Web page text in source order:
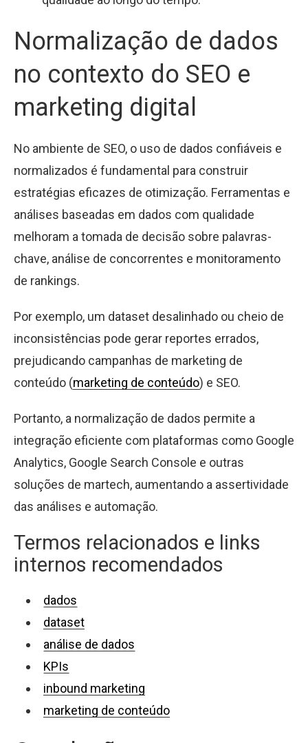
Normalização de dados
no contexto do SEO e
marketing digital
No ambiente de SEO, o uso de dados confiáveis e
normalizados é fundamental para construir
estratégias eficazes de otimização. Ferramentas e
análises baseadas em dados com qualidade
melhoram a tomada de decisão sobre palavras-
chave, análise de concorrentes e monitoramento
de rankings.
Por exemplo, um dataset desalinhado ou cheio de
inconsistências pode gerar reportes errados,
prejudicando campanhas de marketing de
conteúdo (marketing de conteúdo) e SEO.
Portanto, a normalização de dados permite a
integração eficiente com plataformas como Google
Analytics, Google Search Console e outras
soluções de martech, aumentando a assertividade
das análises e automação.
Termos relacionados e links
internos recomendados
dados
dataset
análise de dados
KPIs
inbound marketing
marketing de conteúdo